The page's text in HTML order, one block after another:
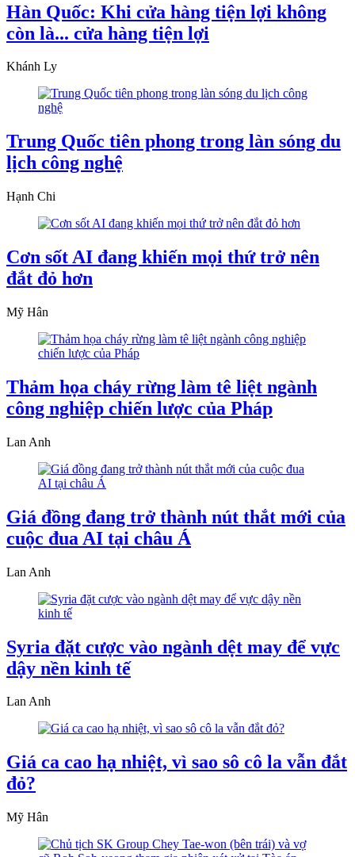
Hàn Quốc: Khi cửa hàng tiện lợi không
còn là... cửa hàng tiện lợi
Khánh Ly
Trung Quốc tiên phong trong làn sóng du
lịch công nghệ
Hạnh Chi
Cơn sốt AI đang khiến mọi thứ trở nên
đắt đỏ hơn
Mỹ Hân
Thảm họa cháy rừng làm tê liệt ngành
công nghiệp chiến lược của Pháp
Lan Anh
Giá đồng đang trở thành nút thắt mới của
cuộc đua AI tại châu Á
Lan Anh
Syria đặt cược vào ngành dệt may để vực
dậy nền kinh tế
Lan Anh
Giá ca cao hạ nhiệt, vì sao sô cô la vẫn đắt
đỏ?
Mỹ Hân